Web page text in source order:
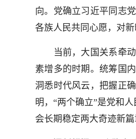
向。党确立习近平同志
各族人民共同心愿，对
当前，大国关系牵动
素增多的时期。统筹国
洞悉时代风云，把握正
明，“两个确立”是党和
会长期稳定两大奇迹新篇